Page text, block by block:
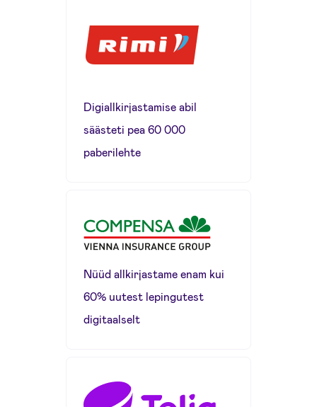
Digiallkirjastamise abil
säästeti pea 60 000
paberilehte
Nüüd allkirjastame enam kui
60% uutest lepingutest
digitaalselt